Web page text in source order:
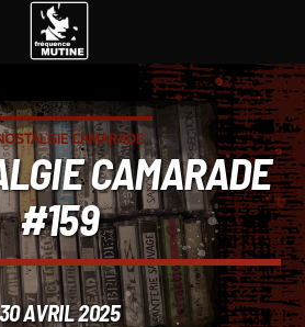
CAMARADE
CAMARADE
#159
AVRIL 2025